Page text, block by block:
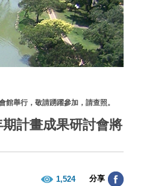
舉行，敬請踴躍參加，請查照。
計畫成果研討會將
1,524 分享